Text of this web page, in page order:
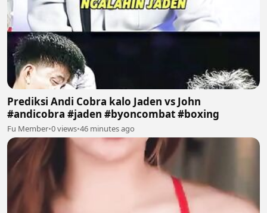
Prediksi Andi Cobra kalo Jaden vs John
#andicobra #jaden #byoncombat #boxing
Fu Member•0 views•46 minutes ago